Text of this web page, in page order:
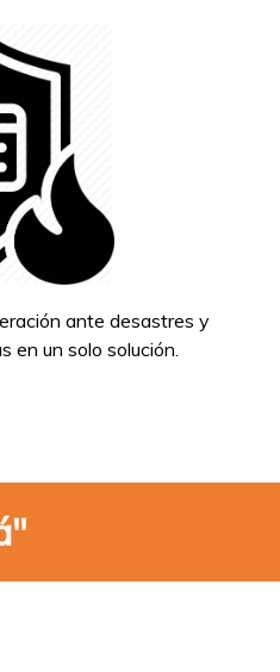
ante desastres y
en un solo solución.